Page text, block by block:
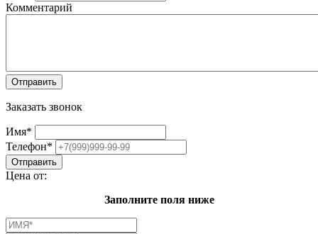
Комментарий
Заказать звонок
Имя*
Телефон*
Цена от:
Заполните поля ниже